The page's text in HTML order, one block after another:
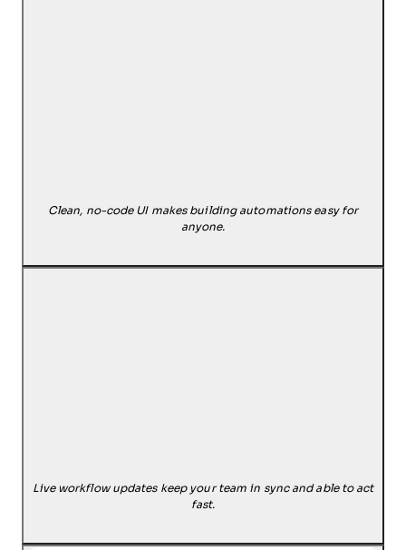
Clean, no-code UI makes building automations easy for
anyone.
Live workflow updates keep your team in sync and able to act
fast.